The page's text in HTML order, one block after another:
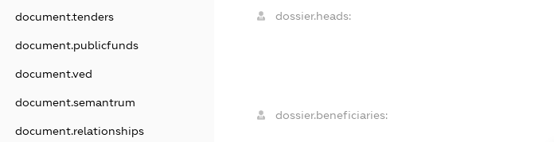
document.tenders
document.publicfunds
document.ved
document.semantrum
document.relationships
dossier.heads:
dossier.beneficiaries: